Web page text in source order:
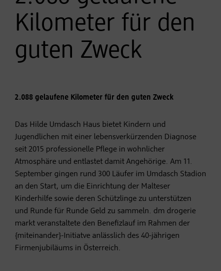
Kilometer für den
guten Zweck
2.088 gelaufene Kilometer für den guten Zweck
Das Hilde Umdasch Haus bietet Kindern und
Jugendlichen mit einer lebensverkürzenden Diagnose
seit 2015 professionelle Pflege in wohnlicher
Atmosphäre und entlastet damit Angehörige. Am 11.
September gingen rund 300 Läufer im Umdasch Stadion
an den Start, um die Einrichtung der Malteser
Kinderhilfe sowie deren Schützlinge zu unterstützen
und Runde für Runde Geld zu sammeln. dm drogerie
markt veranstaltete den Benefizlauf im Rahmen der
{miteinander}-Initiatve anlässlich des 40-jährigen
Firmenjubiläums in Österreich.